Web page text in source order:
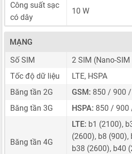
Công suất sạc
có dây
10 W
MẠNG
Số SIM
2 SIM (Nano-
Tốc độ dữ liệu
LTE, HSPA
Băng tần 2G
GSM: 850 / 900
Băng tần 3G
HSPA: 850 / 900
Băng tần 4G
LTE: b1 (2100),
(2600), b8 (900),
b38 (2600), b40